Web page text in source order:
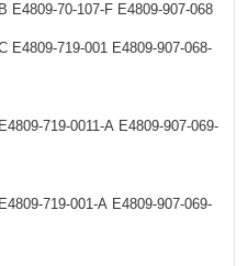
E4809-70-107-F E4809-907-068
E4809-719-001 E4809-907-068-
E4809-719-0011-A E4809-907-069-
E4809-719-001-A E4809-907-069-